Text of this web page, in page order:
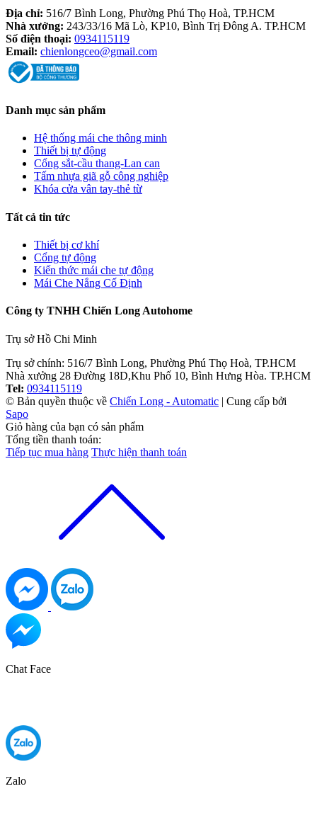
Địa chỉ: 516/7 Bình Long, Phường Phú Thọ Hoà, TP.HCM
Nhà xưởng: 243/33/16 Mã Lò, KP10, Bình Trị Đông A. TP.HCM
Số điện thoại: 0934115119
Email: chienlongceo@gmail.com
Danh mục sản phẩm
Hệ thống mái che thông minh
Thiết bị tự động
Cổng sắt-cầu thang-Lan can
Tấm nhựa giã gỗ công nghiệp
Khóa cửa vân tay-thẻ từ
Tất cả tin tức
Thiết bị cơ khí
Cổng tự động
Kiến thức mái che tự động
Mái Che Nắng Cố Định
Công ty TNHH Chiến Long Autohome
Trụ sở Hồ Chi Minh
Trụ sở chính: 516/7 Bình Long, Phường Phú Thọ Hoà, TP.HCM
Nhà xưởng 28 Đường 18D,Khu Phố 10, Bình Hưng Hòa. TP.HCM
Tel: 0934115119
© Bản quyền thuộc về Chiến Long - Automatic | Cung cấp bởi
Sapo
Giỏ hàng của bạn có sản phẩm
Tổng tiền thanh toán:
Tiếp tục mua hàng Thực hiện thanh toán
Chat Face
Zalo